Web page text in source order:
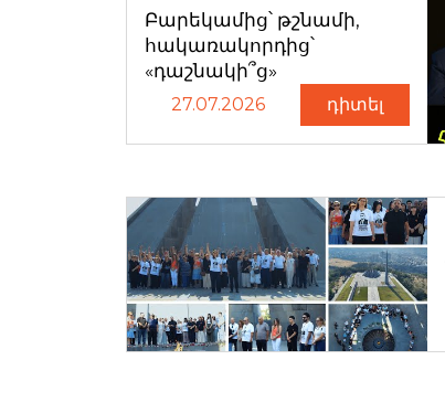
Բարեկամից՝ թշնամի,
հակառակորդից՝
«դաշնակի՞ց»
27.07.2026 դիտել